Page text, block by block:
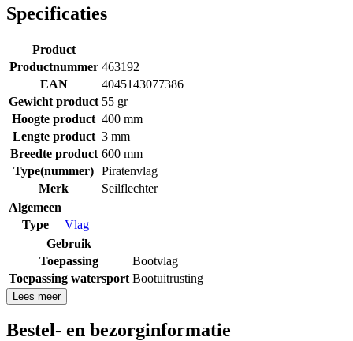
Specificaties
Product
Productnummer 463192
EAN
4045143077386
Gewicht product 55 gr
Hoogte product 400 mm
Lengte product 3 mm
Breedte product 600 mm
Type(nummer) Piratenvlag
Merk
Seilflechter
Algemeen
Type
Vlag
Gebruik
Toepassing
Bootvlag
Toepassing watersport Bootuitrusting
Lees meer
Bestel- en bezorginformatie